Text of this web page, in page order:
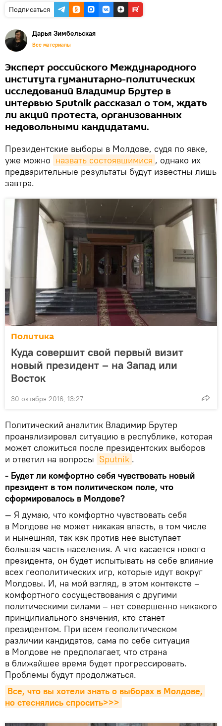
Подписаться
Дарья Зимбельская
Все материалы
Эксперт российского Международного
института гуманитарно-политических
исследований Владимир Брутер в
интервью Sputnik рассказал о том, ждать
ли акций протеста, организованных
недовольными кандидатами.
Президентские выборы в Молдове, судя по явке,
уже можно назвать состоявшимися , однако их
предварительные результаты будут известны лишь
завтра.
Политика
Куда совершит свой первый визит
новый президент – на Запад или
Восток
30 октября 2016, 13:27
Политический аналитик Владимир Брутер
проанализировал ситуацию в республике, которая
может сложиться после президентских выборов
и ответил на вопросы Sputnik .
- Будет ли комфортно себя чувствовать новый
президент в том политическом поле, что
сформировалось в Молдове?
— Я думаю, что комфортно чувствовать себя
в Молдове не может никакая власть, в том числе
и нынешняя, так как против нее выступает
большая часть населения. А что касается нового
президента, он будет испытывать на себе влияние
всех геополитических игр, которые идут вокруг
Молдовы. И, на мой взгляд, в этом контексте –
комфортного сосуществования с другими
политическими силами – нет совершенно никакого
принципиального значения, кто станет
президентом. При всем геополитическом
различии кандидатов, сама по себе ситуация
в Молдове не предполагает, что страна
в ближайшее время будет прогрессировать.
Проблемы будут продолжаться.
Все, что вы хотели знать о выборах в Молдове,
но стеснялись спросить>>>